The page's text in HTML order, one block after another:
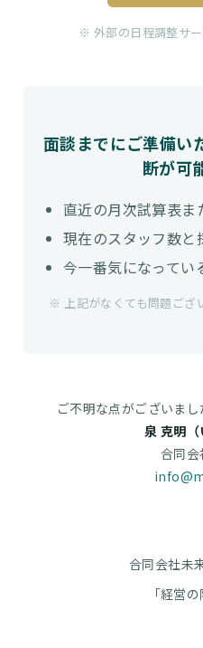
※ 外部の日程調整サ
面談までにご準備い
断が可
直近の月次試算表ま
現在のスタッフ数と
今一番気になってい
※ 上記がなくても問題ござ
ご不明な点がございま
泉 克明（
合同
合同会社未
「経営